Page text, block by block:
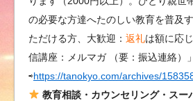
の必要な方達へたのしい教育を普及
ただける方、大歓迎： 返礼は額に応
信講座：メルマガ （要：振込連絡）」
⇨https://tanokyo.com/archives/
教育相談・カウンセリング・スー